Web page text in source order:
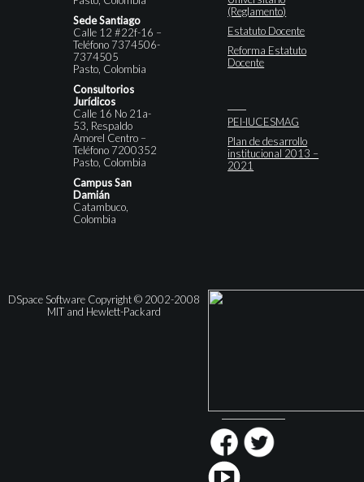
Sede Santiago
Calle 12 #22f-16 –
Teléfono 7374506-
7374505
Pasto, Colombia
Consultorios
Jurídicos
Calle 16 No 21a-
53, Respaldo
Amorel Centro –
Teléfono 7200352
Pasto, Colombia
Campus San
Damián
Catambuco,
Colombia
(Reglamento)
Estatuto Docente
Reforma Estatuto
Docente
PEI-IUCESMAG
Plan de desarrollo
institucional 2013 –
2021
DSpace Software Copyright © 2002-2008
MIT and Hewlett-Packard